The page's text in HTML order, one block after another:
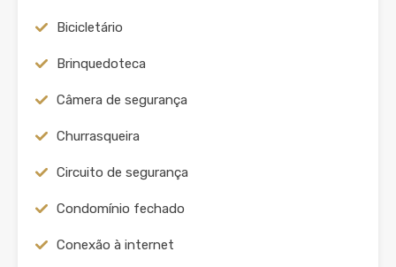
Bicicletário
Brinquedoteca
Câmera de segurança
Churrasqueira
Circuito de segurança
Condomínio fechado
Conexão à internet